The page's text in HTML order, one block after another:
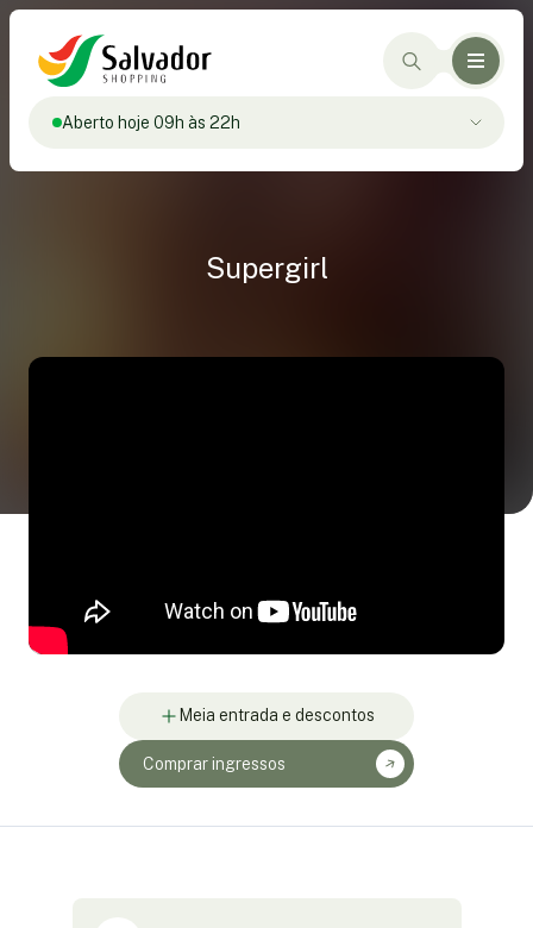
Aberto hoje 09h às 22h
Supergirl
Meia entrada e descontos
Comprar ingressos